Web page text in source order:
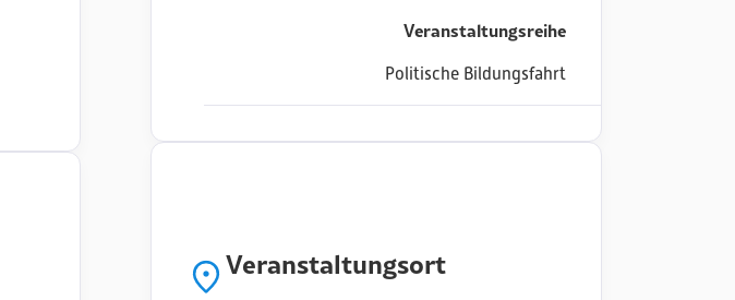
Veranstaltungsreihe
Politische Bildungsfahrt
Veranstaltungsort